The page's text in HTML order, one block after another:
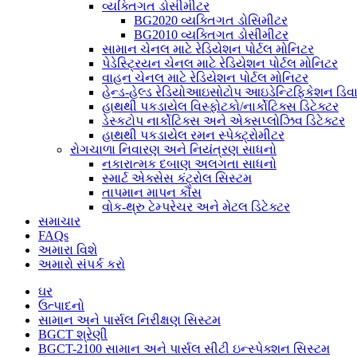
વ્યક્તિગત ડોસીમીટર
BG2020 વ્યક્તિગત ડોસિમીટર
BG2010 વ્યક્તિગત ડોસીમીટર
સામાન ચેનલ માટે રેડિયેશન પોર્ટલ મોનિટર
પેડેસ્ટ્રિયન ચેનલ માટે રેડિયેશન પોર્ટલ મોનિટર
વાહન ચેનલ માટે રેડિયેશન પોર્ટલ મોનિટર
હેન્ડ-હેલ્ડ રેડિયોઆઇસોટોપ આઇડેન્ટિફિકેશન
હાથથી પકડાયેલ વિસ્ફોટકો/નાર્કોટિક્સ ડિટેક્ટર
ડેસ્કટોપ નાર્કોટિક્સ અને એક્સપ્લોઝિવ ડિટેક્ટર
હાથથી પકડાયેલ રમન સ્પેક્ટ્રોમીટર
રોગચાળા નિવારણ અને નિયંત્રણ સાધનો
નકારાત્મક દબાણ અલગતા સાધનો
સ્માર્ટ એક્સેસ કંટ્રોલ સિસ્ટમ
તાપમાન માપન કૌંસ
વોક-થ્રુ ટેમ્પરેચર અને મેટલ ડિટેક્ટર
સમાચાર
FAQs
અમારા વિશે
અમારો સંપર્ક કરો
ઘર
ઉત્પાદનો
સામાન અને પાર્સલ નિરીક્ષણ સિસ્ટમ
BGCT શ્રેણી
BGCT-2100 સામાન અને પાર્સલ સીટી ઇન્સ્પેક્શન સિસ્ટમ